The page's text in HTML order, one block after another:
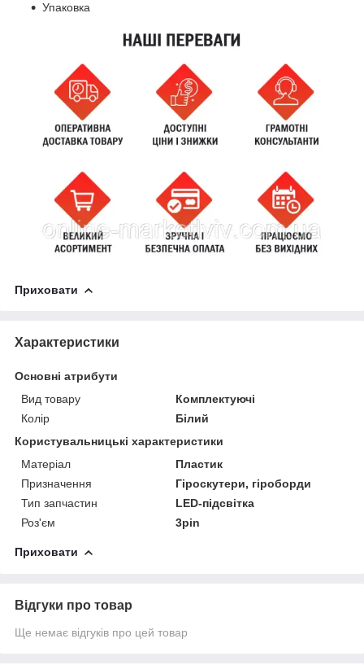
Упаковка
Приховати
Характеристики
Основні атрибути
Вид товару
Комплектуючі
Колір
Білий
Користувальницькі характеристики
Матеріал
Пластик
Призначення
Гіроскутери, гіроборди
Тип запчастин
LED-підсвітка
Роз'єм
3pin
Приховати
Відгуки про товар
Ще немає відгуків про цей товар